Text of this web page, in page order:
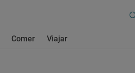
Comer Viajar